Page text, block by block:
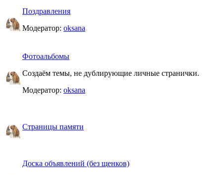
Поздравления
Модератор: oksana
Фотоальбомы
Создаём темы, не дублирующие личные странички.
Модератор: oksana
Страницы памяти
Доска объявлений (без щенков)